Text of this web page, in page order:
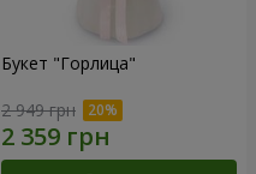
Букет "Горлица"
2 949 грн